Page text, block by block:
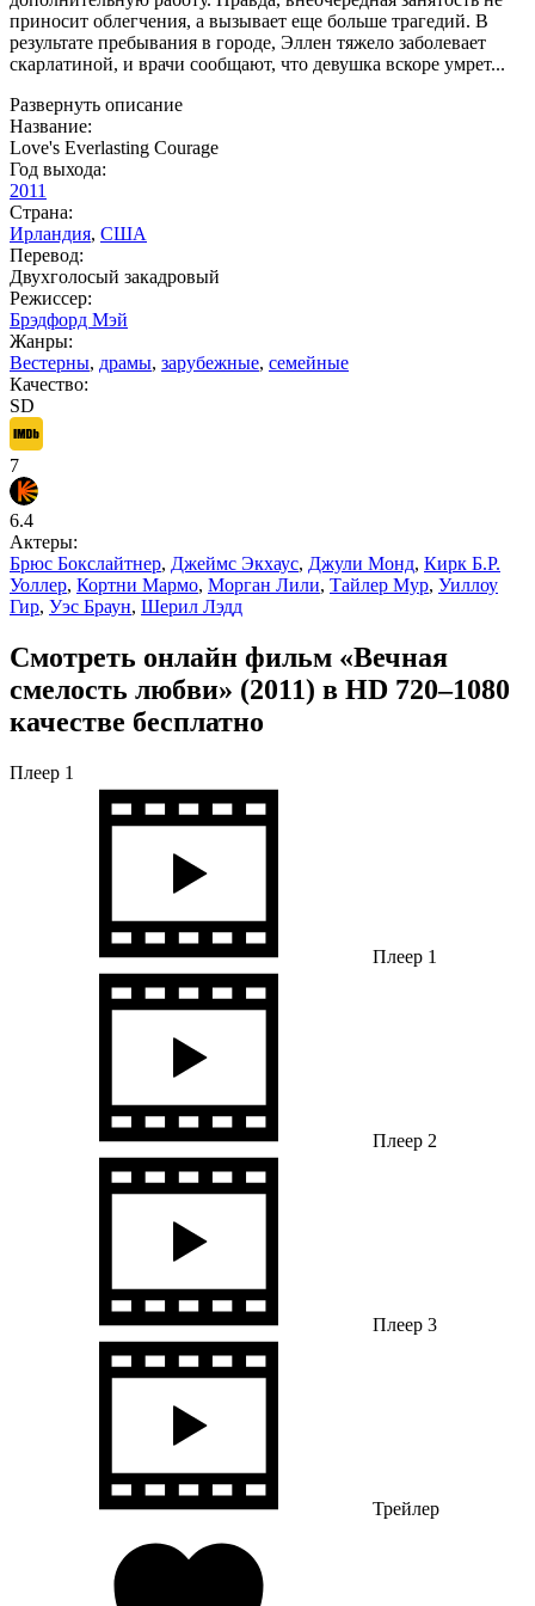
приносит облегчения, а вызывает еще больше трагедий. В
результате пребывания в городе, Эллен тяжело заболевает
скарлатиной, и врачи сообщают, что девушка вскоре умрет...
Развернуть описание
Название:
Love's Everlasting Courage
Год выхода:
2011
Страна:
Ирландия, США
Перевод:
Двухголосый закадровый
Режиссер:
Брэдфорд Мэй
Жанры:
Вестерны, драмы, зарубежные, семейные
Качество:
SD
7
6.4
Актеры:
Брюс Бокслайтнер, Джеймс Экхаус, Джули Монд, Кирк Б.Р.
Уоллер, Кортни Мармо, Морган Лили, Тайлер Мур, Уиллоу
Гир, Уэс Браун, Шерил Лэдд
Смотреть онлайн фильм «Вечная
смелость любви» (2011) в HD 720–1080
качестве бесплатно
Плеер 1
Плеер 1
Плеер 2
Плеер 3
Трейлер